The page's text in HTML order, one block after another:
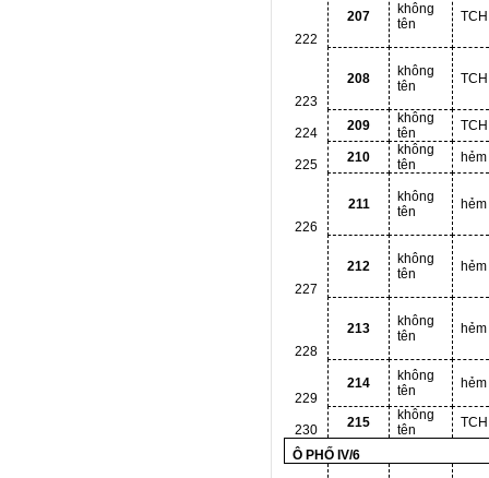
222
207
không
tên
223
208
không
tên
224 209
không
tên
225 210
không
tên
226
211
không
tên
227
212
không
tên
228
213
không
tên
229
214
không
tên
230 215
không
tên
Ô PHỐ IV/6